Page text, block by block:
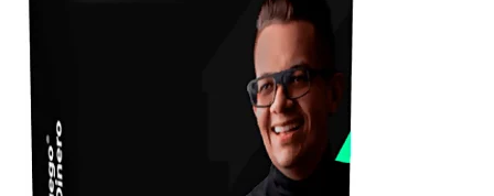
MI CUENTA
CARRITO
CONTACTO